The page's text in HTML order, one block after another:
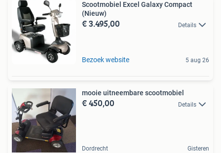
Scootmobiel Excel Galaxy Compact
(Nieuw)
€ 3.495,00 Details
Bezoek website 5 aug 26
mooie uitneembare scootmobiel
€ 450,00 Details
Dordrecht Gisteren